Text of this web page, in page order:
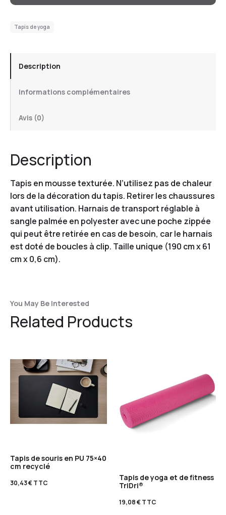
Tapis de yoga
Description
Informations complémentaires
Avis (0)
Description
Tapis en mousse texturée. N’utilisez pas de chaleur
lors de la décoration du tapis. Retirer les chaussures
avant utilisation. Harnais de transport réglable à
sangle palmée en polyester avec une poche zippée
qui peut être retirée en cas de besoin, car le harnais
est doté de boucles à clip. Taille unique (190 cm x 61
cm x 0,6 cm).
You May Be Interested
Related Products
Tapis de souris en PU 75×40
cm recyclé
30,43€TTC
Tapis de yoga et de fitness
TriDri®
19,08€TTC